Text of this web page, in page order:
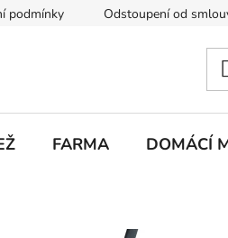
podmínky Odstoupení od
FARMA DOMÁCÍ